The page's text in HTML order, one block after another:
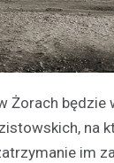
Żorach
im